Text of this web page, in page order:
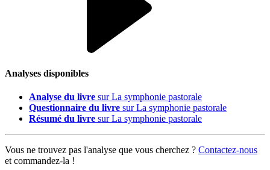
Analyses disponibles
Analyse du livre sur La symphonie pastorale
Questionnaire du livre sur La symphonie pastorale
Résumé du livre sur La symphonie pastorale
Vous ne trouvez pas l'analyse que vous cherchez ? Contactez-nous
et commandez-la !